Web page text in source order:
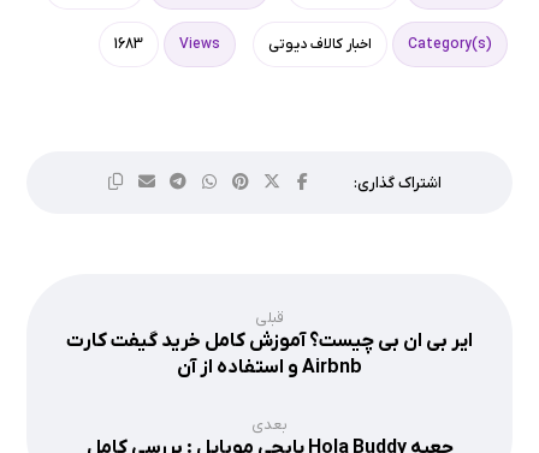
Category(s) اخبار کالاف دیوتی Views
1683
قبلی
ایر بی ان بی چیست؟ آموزش کامل خرید گیفت کارت
Airbnb و استفاده از آن
بعدی
جعبه Hola Buddy پابجی موبایل : بررسی کامل